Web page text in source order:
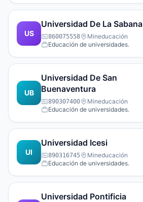
US
Universidad De La Sabana
860075558
Mineducación
Educación de universidades.
UB
Universidad De San
Buenaventura
890307400
Mineducación
Educación de universidades.
UI
Universidad Icesi
890316745
Mineducación
Educación de universidades.
Universidad Pontificia